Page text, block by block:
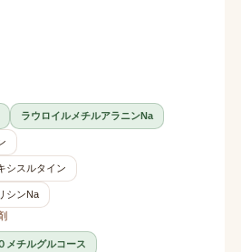
ラウロイルメチルアラニンNa
シスルタイン
シンNa
メチルグルコース